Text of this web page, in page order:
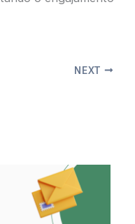
NEXT